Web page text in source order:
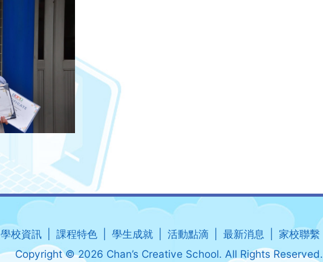
學校資訊 課程特色 學生成就 活動點滴 最新消息 家校聯繫
Copyright © 2026 Chan’s Creative School. All Rights Reserved.